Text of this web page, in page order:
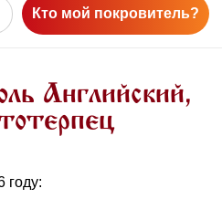
Кто мой покровитель?
Английский,
году: